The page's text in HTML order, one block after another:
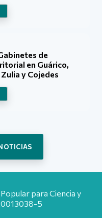
de
en Guárico,
y Cojedes
para Ciencia y
5